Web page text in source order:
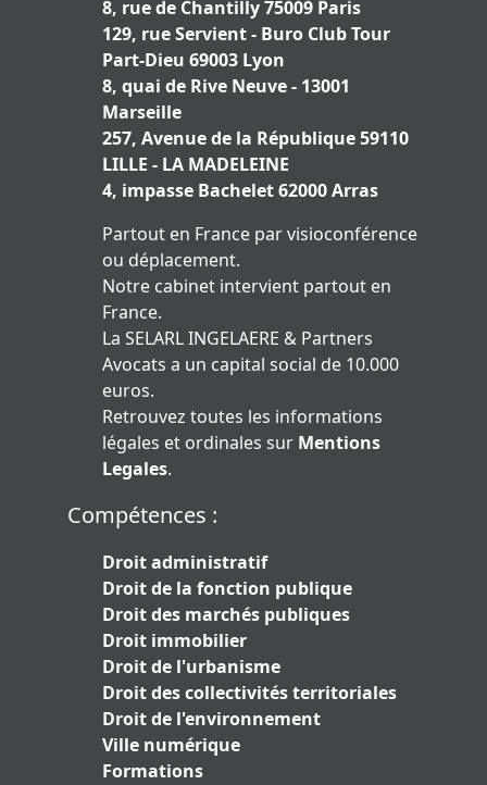
8, rue de Chantilly 75009 Paris
129, rue Servient - Buro Club Tour
Part-Dieu 69003 Lyon
8, quai de Rive Neuve - 13001
Marseille
257, Avenue de la République 59110
LILLE - LA MADELEINE
4, impasse Bachelet 62000 Arras
Partout en France par visioconférence
ou déplacement.
Notre cabinet intervient partout en
France.
La SELARL INGELAERE & Partners
Avocats a un capital social de 10.000
euros.
Retrouvez toutes les informations
légales et ordinales sur Mentions
Legales.
Compétences :
Droit administratif
Droit de la fonction publique
Droit des marchés publiques
Droit immobilier
Droit de l'urbanisme
Droit des collectivités territoriales
Droit de l'environnement
Ville numérique
Formations